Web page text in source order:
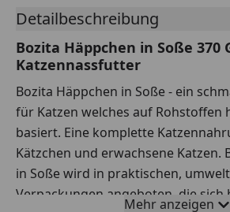
Detailbeschreibung
Bozita Häppchen in Soße 370
Katzennassfutter
Bozita Häppchen in Soße - ein
für Katzen welches auf Rohstoffen
basiert. Eine komplette
Kätzchen und erwachsene Katzen.
in Soße wird in praktischen,
Verpackungen angeboten, die sich
Mehr anzeigen